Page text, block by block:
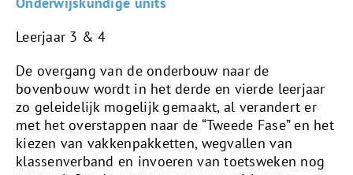
Leerjaar 3 & 4
De overgang van de onderbouw naar de
bovenbouw wordt in het derde en vierde leerjaar
zo geleidelijk mogelijk gemaakt, al verandert er
met het overstappen naar de “Tweede Fase” en het
kiezen van vakkenpakketten, wegvallen van
klassenverband en invoeren van toetsweken nog